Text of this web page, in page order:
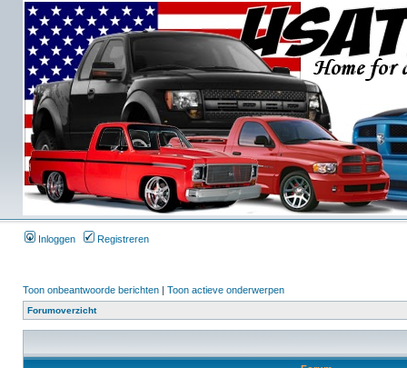
Inloggen Registreren
Toon onbeantwoorde berichten | Toon actieve onderwerpen
Forumoverzicht